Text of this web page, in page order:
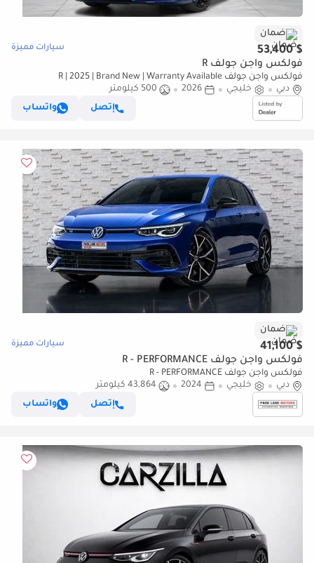
ضمان
$ 53,400 سيارات مميزة
فولكس واجن جولف R
فولكس واجن جولف R | 2025 | Brand New | Warranty Available
دبي
خليجي 2026
500 كيلومتر
إتصل
واتساب
ضمان
$ 41,100 سيارات مميزة
فولكس واجن جولف R - PERFORMANCE
فولكس واجن جولف R - PERFORMANCE
دبي
خليجي 2024
43,864 كيلومتر
إتصل
واتساب